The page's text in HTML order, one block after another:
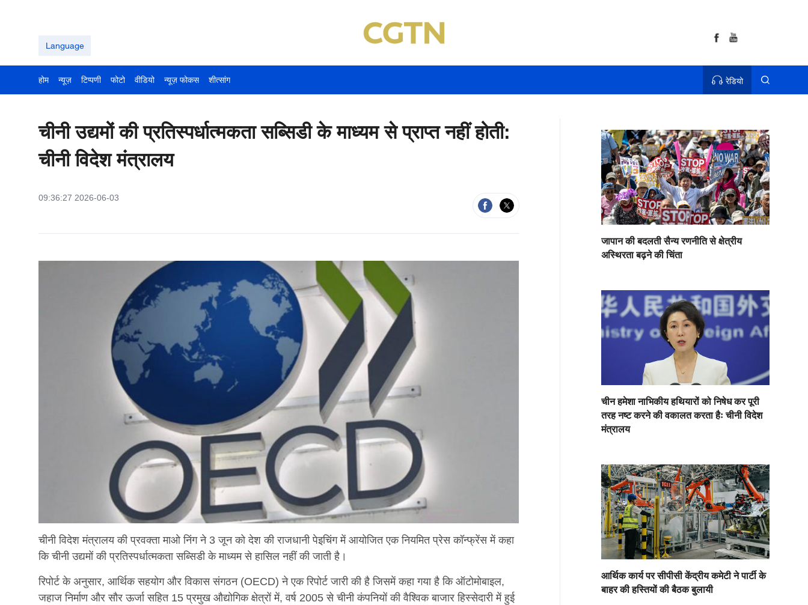
Language
होम न्यूज़ टिप्पणी फोटो वीडियो न्यूज़ फोकस शीत्सांग रेडियो
चीनी उद्यमों की प्रतिस्पर्धात्मकता सब्सिडी के माध्यम से प्राप्त नहीं होती:
चीनी विदेश मंत्रालय
09:36:27 2026-06-03
चीनी विदेश मंत्रालय की प्रवक्ता माओ निंग ने 3 जून को देश की राजधानी पेइचिंग में आयोजित एक नियमित प्रेस कॉन्फ्रेंस में कहा
कि चीनी उद्यमों की प्रतिस्पर्धात्मकता सब्सिडी के माध्यम से हासिल नहीं की जाती है।
रिपोर्ट के अनुसार, आर्थिक सहयोग और विकास संगठन (OECD) ने एक रिपोर्ट जारी की है जिसमें कहा गया है कि ऑटोमोबाइल,
जहाज निर्माण और सौर ऊर्जा सहित 15 प्रमुख औद्योगिक क्षेत्रों में, वर्ष 2005 से चीनी कंपनियों की वैश्विक बाजार हिस्सेदारी में हुई
जापान की बदलती सैन्य रणनीति से क्षेत्रीय
अस्थिरता बढ़ने की चिंता
चीन हमेशा नाभिकीय हथियारों को निषेध कर पूरी
तरह नष्ट करने की वकालत करता हैः चीनी विदेश
मंत्रालय
आर्थिक कार्य पर सीपीसी केंद्रीय कमेटी ने पार्टी के
बाहर की हस्तियों की बैठक बुलायी